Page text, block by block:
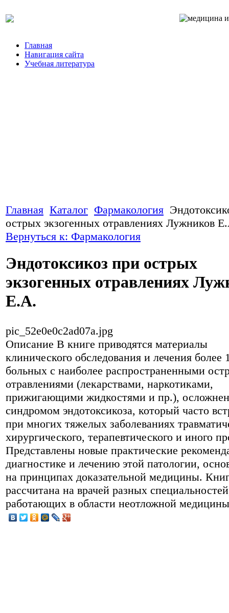
Главная
Навигация сайта
Учебная литература
Главная Каталог Фармакология
острых экзогенных отравлениях Лужников
Вернуться к: Фармакология
Эндотоксикоз при острых
экзогенных отравлениях
Е.А.
pic_52e0e0c2ad07a.jpg
Описание В книге приводятся материалы
клинического обследования и лечения более
больных с наиболее распространенными
отравлениями (лекарствами, наркотиками,
прижигающими жидкостями и пр.),
синдромом эндотоксикоза, который часто
при многих тяжелых заболеваниях
хирургического, терапевтического и иного
Представлены новые практические
диагностике и лечению этой патологии,
на принципах доказательной медицины.
рассчитана на врачей разных
работающих в области неотложной